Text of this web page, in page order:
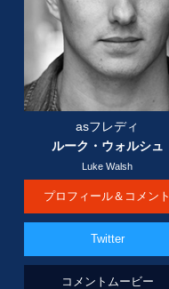
asフレディ
ルーク・ウォルシュ
Luke Walsh
プロフィール＆コメント
Twitter
コメントムービー